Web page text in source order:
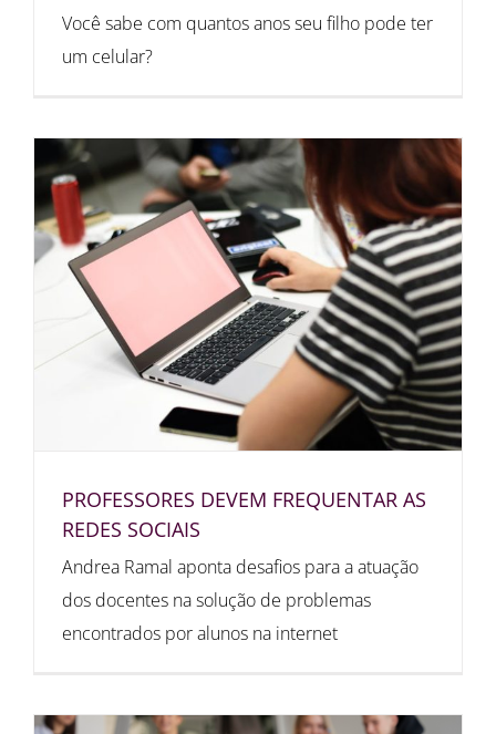
Você sabe com quantos anos seu filho pode ter
um celular?
PROFESSORES DEVEM FREQUENTAR AS
REDES SOCIAIS
Andrea Ramal aponta desafios para a atuação
dos docentes na solução de problemas
encontrados por alunos na internet